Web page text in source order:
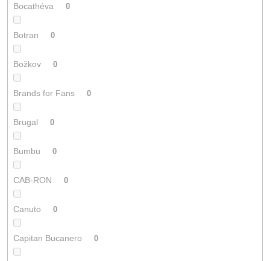
Bocathéva 0
Botran 0
Božkov 0
Brands for Fans 0
Brugal 0
Bumbu 0
CAB-RON 0
Canuto 0
Capitan Bucanero 0